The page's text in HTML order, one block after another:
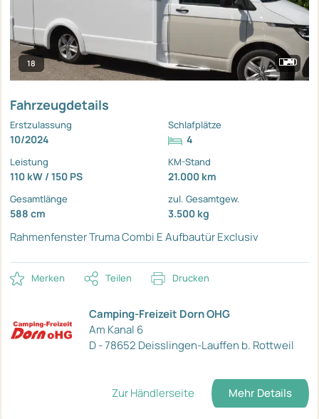
18
Fahrzeugdetails
Erstzulassung
10/2024
Schlafplätze
4
Leistung
110 kW / 150 PS
KM-Stand
21.000 km
Gesamtlänge
588 cm
zul. Gesamtgew.
3.500 kg
RahmenfensterTruma Combi EAufbautür Exclusiv
Merken Teilen Drucken
Camping-Freizeit Dorn OHG
Am Kanal 6
D - 78652 Deisslingen-Lauffen b. Rottweil
Zur Händlerseite Mehr Details